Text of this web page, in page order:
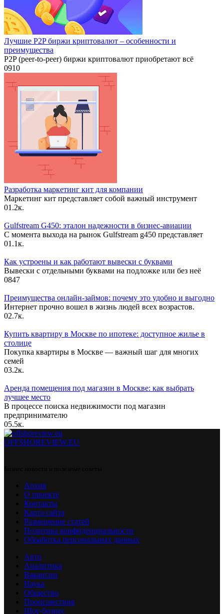
Лучшие P2P биржи криптовалют – особенности и
преимущества
P2P (peer-to-peer) биржи криптовалют приобретают всё
0910
Разработка маркетинг кит для компании
Маркетинг кит представляет собой важный инструмент
01.2к.
Gulfstream G450: эталон надежности в бизнес-авиации
С момента выхода на рынок Gulfstream g450 представляет
01.1к.
Как устроены и как работают вывески с буквами
Вывески с отдельными буквами на подложке или без неё
0847
Преимущества онлайн-займов: почему это удобно и выгодно
Интернет прочно вошел в жизнь людей всех возрастов.
02.7к.
Купить квартиру в Москве по ипотеке: доступное жилье в
столице
Покупка квартиры в Москве — важный шаг для многих
семей
03.2к.
Аренда помещения под магазин в Москве: как выбрать
лучшее место
В процессе поиска недвижимости под магазин
предпринимателю
05.5к.
OFFSHOREVIEW.EU
Архив
О проекте
Контакты
Карта сайта
Размещение статей
Политика конфиденциальности
Обработка персональных данных
Авто
Аналитика
Вакансии
Наука
Общество
Происшествия
Шоу-бизнес